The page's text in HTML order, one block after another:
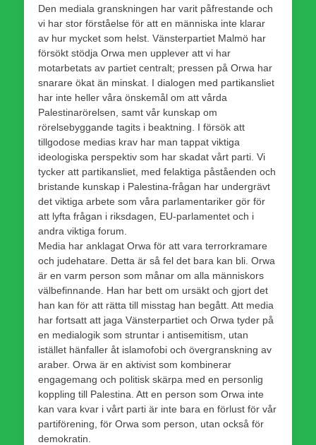
Den mediala granskningen har varit påfrestande och
vi har stor förståelse för att en människa inte klarar
av hur mycket som helst. Vänsterpartiet Malmö har
försökt stödja Orwa men upplever att vi har
motarbetats av partiet centralt; pressen på Orwa har
snarare ökat än minskat. I dialogen med partikansliet
har inte heller våra önskemål om att vårda
Palestinarörelsen, samt vår kunskap om
rörelsebyggande tagits i beaktning. I försök att
tillgodose medias krav har man tappat viktiga
ideologiska perspektiv som har skadat vårt parti. Vi
tycker att partikansliet, med felaktiga påståenden och
bristande kunskap i Palestina-frågan har undergrävt
det viktiga arbete som våra parlamentariker gör för
att lyfta frågan i riksdagen, EU-parlamentet och i
andra viktiga forum.
Media har anklagat Orwa för att vara terrorkramare
och judehatare. Detta är så fel det bara kan bli. Orwa
är en varm person som månar om alla människors
välbefinnande. Han har bett om ursäkt och gjort det
han kan för att rätta till misstag han begått. Att media
har fortsatt att jaga Vänsterpartiet och Orwa tyder på
en medialogik som struntar i antisemitism, utan
istället hänfaller åt islamofobi och övergranskning av
araber. Orwa är en aktivist som kombinerar
engagemang och politisk skärpa med en personlig
koppling till Palestina. Att en person som Orwa inte
kan vara kvar i vårt parti är inte bara en förlust för vår
partiförening, för Orwa som person, utan också för
demokratin.